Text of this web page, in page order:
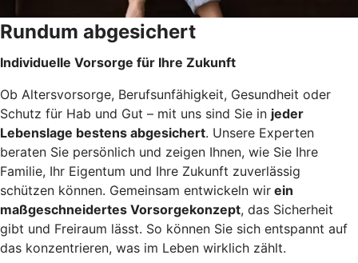
Rundum abgesichert
Individuelle Vorsorge für Ihre Zukunft
Ob Altersvorsorge, Berufsunfähigkeit, Gesundheit oder
Schutz für Hab und Gut – mit uns sind Sie in jeder
Lebenslage bestens abgesichert. Unsere Experten
beraten Sie persönlich und zeigen Ihnen, wie Sie Ihre
Familie, Ihr Eigentum und Ihre Zukunft zuverlässig
schützen können. Gemeinsam entwickeln wir ein
maßgeschneidertes Vorsorgekonzept, das Sicherheit
gibt und Freiraum lässt. So können Sie sich entspannt auf
das konzentrieren, was im Leben wirklich zählt.